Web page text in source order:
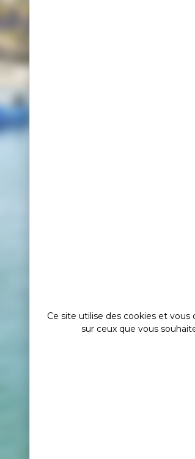
Ce site utilise des cookies et vous
sur ceux que vous